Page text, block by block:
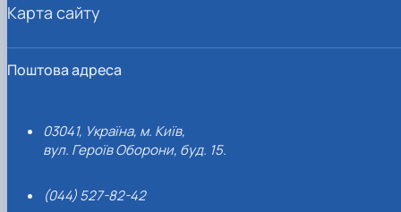
Поштова адреса
03041, Україна, м. Київ,
вул. Героїв Оборони, буд. 15.
(044) 527-82-42
Карта сайту